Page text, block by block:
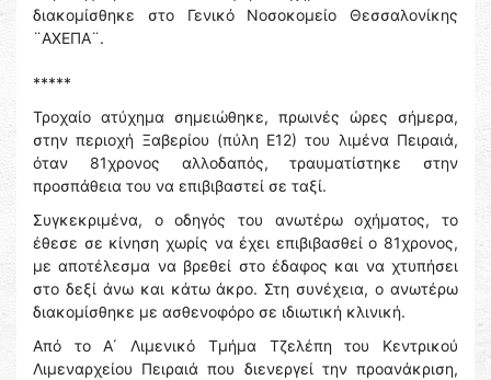
διακομίσθηκε στο Γενικό Νοσοκομείο Θεσσαλονίκης
¨ΑΧΕΠΑ¨.
*****
Τροχαίο ατύχημα σημειώθηκε, πρωινές ώρες σήμερα,
στην περιοχή Ξαβερίου (πύλη Ε12) του λιμένα Πειραιά,
όταν 81χρονος αλλοδαπός, τραυματίστηκε στην
προσπάθεια του να επιβιβαστεί σε ταξί.
Συγκεκριμένα, ο οδηγός του ανωτέρω οχήματος, το
έθεσε σε κίνηση χωρίς να έχει επιβιβασθεί ο 81χρονος,
με αποτέλεσμα να βρεθεί στο έδαφος και να χτυπήσει
στο δεξί άνω και κάτω άκρο. Στη συνέχεια, ο ανωτέρω
διακομίσθηκε με ασθενοφόρο σε ιδιωτική κλινική.
Από το Α΄ Λιμενικό Τμήμα Τζελέπη του Κεντρικού
Λιμεναρχείου Πειραιά που διενεργεί την προανάκριση,